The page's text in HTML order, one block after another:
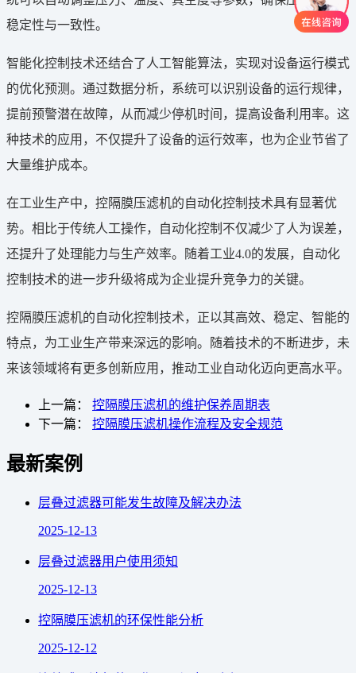
稳定性与一致性。
智能化控制技术还结合了人工智能算法，实现对设备运行模式
的优化预测。通过数据分析，系统可以识别设备的运行规律，
提前预警潜在故障，从而减少停机时间，提高设备利用率。这
种技术的应用，不仅提升了设备的运行效率，也为企业节省了
大量维护成本。
在工业生产中，控隔膜压滤机的自动化控制技术具有显著优
势。相比于传统人工操作，自动化控制不仅减少了人为误差，
还提升了处理能力与生产效率。随着工业4.0的发展，自动化
控制技术的进一步升级将成为企业提升竞争力的关键。
控隔膜压滤机的自动化控制技术，正以其高效、稳定、智能的
特点，为工业生产带来深远的影响。随着技术的不断进步，未
来该领域将有更多创新应用，推动工业自动化迈向更高水平。
上一篇： 控隔膜压滤机的维护保养周期表
下一篇： 控隔膜压滤机操作流程及安全规范
最新案例
层叠过滤器可能发生故障及解决办法
2025-12-13
层叠过滤器用户使用须知
2025-12-13
控隔膜压滤机的环保性能分析
2025-12-12